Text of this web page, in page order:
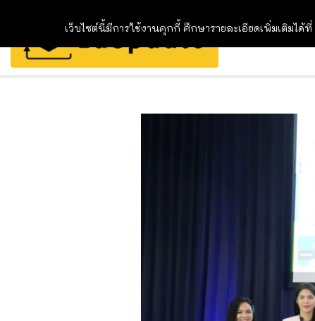
เว็บไซต์นี้มีการใช้งานคุกกี้ ศึกษารายละเอียดเพิ่มเติมได้ที่